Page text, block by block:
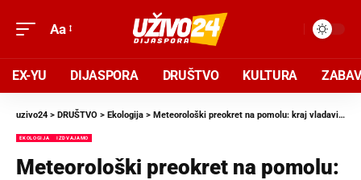
Aa
EX-YU DIJASPORA DRUŠTVO KULTURA
uzivo24 > DRUŠTVO > Ekologija > Meteorološki preokret na pomolu: kraj vladavine La Niñe i šta to tačno znači za vreme u Evropi
EKOLOGIJA IZDVAJAMO
Meteorološki preokret na pomolu: